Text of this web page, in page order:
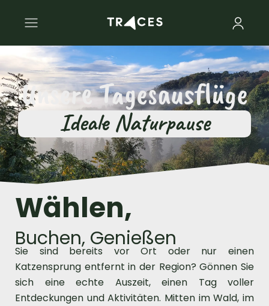
Unsere Tagesausflüge
Ideale Naturpause
Wählen,
Buchen, Genießen
Sie sind bereits vor Ort oder nur einen
Katzensprung entfernt in der Region? Gönnen Sie
sich eine echte Auszeit, einen Tag voller
Entdeckungen und Aktivitäten. Mitten im Wald, im